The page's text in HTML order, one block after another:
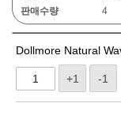
판매수량
4
Dollmore Natural
+1 -1